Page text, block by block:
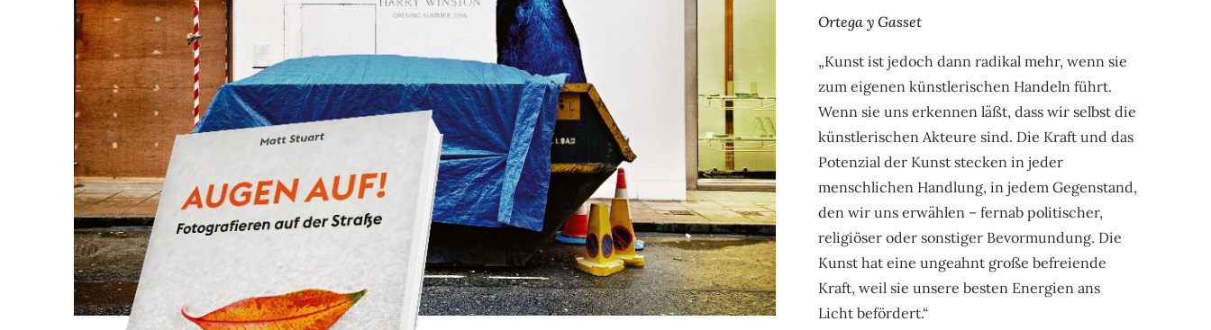
Ortega y Gasset
„Kunst ist jedoch dann radikal mehr, wenn sie
zum eigenen künstlerischen Handeln führt.
Wenn sie uns erkennen läßt, dass wir selbst die
künstlerischen Akteure sind. Die Kraft und das
Potenzial der Kunst stecken in jeder
menschlichen Handlung, in jedem Gegenstand,
den wir uns erwählen – fernab politischer,
religiöser oder sonstiger Bevormundung. Die
Kunst hat eine ungeahnt große befreiende
Kraft, weil sie unsere besten Energien ans
Licht befördert.“